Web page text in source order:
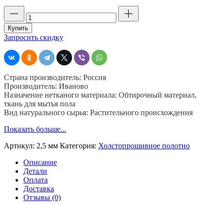
товара
Ткань
холстпрошивное
белое
ГОСТ
2,5
мм)
шир.
80
см.
210
кв.м.
Купить
Запросить скидку
Страна производитель: Россия
Производитель: Иваново
Назначение нетканого материала: Обтирочный материал,
ткань для мытья пола
Вид натурального сырья: Растительного происхождения
Показать больше...
Артикул: 2,5 мм Категория: Холстопрошивное полотно
Описание
Детали
Оплата
Доставка
Отзывы (0)